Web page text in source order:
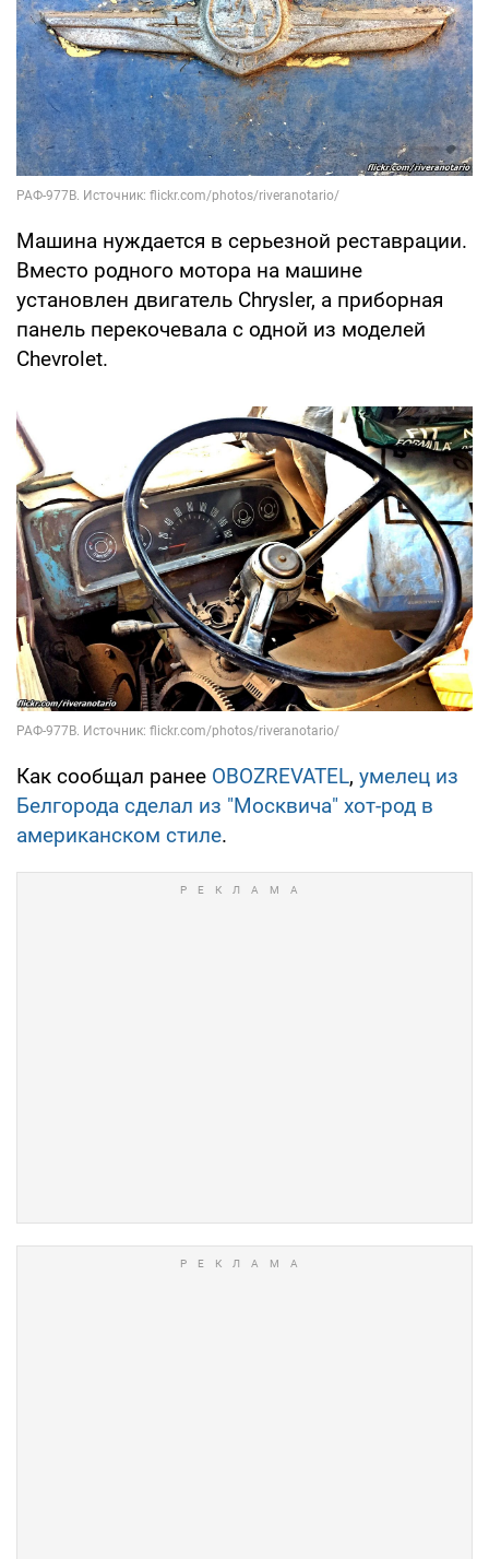
Машина нуждается в серьезной реставрации.
Вместо родного мотора на машине
установлен двигатель Chrysler, а приборная
панель перекочевала с одной из моделей
Chevrolet.
Как сообщал ранее OBOZREVATEL, умелец из
Белгорода сделал из "Москвича" хот-род в
американском стиле.